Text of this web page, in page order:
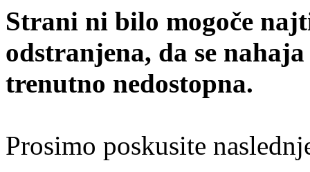
Strani ni bilo mogoče
odstranjena, da se
trenutno nedostopna.
Prosimo poskusite